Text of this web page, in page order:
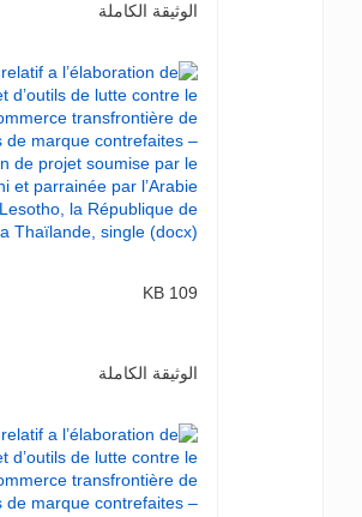
الوثيقة الكاملة
109 KB
الوثيقة الكاملة